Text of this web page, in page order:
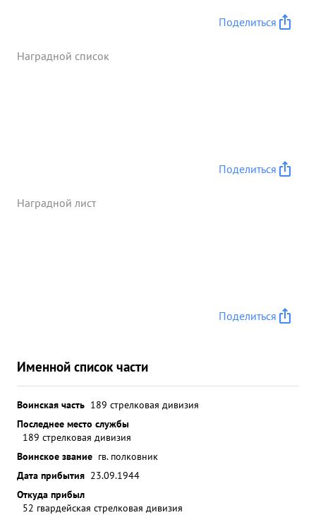
поле боя: и организации четкого взаимодействия
четкое управление войсками, за иск
Поделиться
Наградной список
Поделиться
Наградной лист
Поделиться
Именной список части
Воинская часть 189 стрелковая дивизия
Последнее место службы
189 стрелковая дивизия
Воинское звание гв. полковник
Дата прибытия 23.09.1944
Откуда прибыл
52 гвардейская стрелковая дивизия